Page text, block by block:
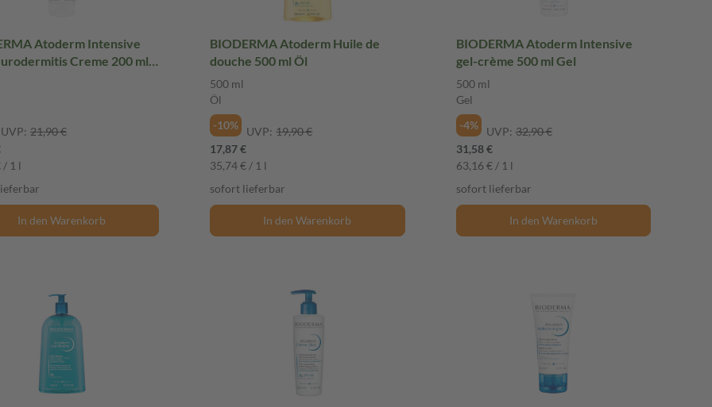
Atoderm Intensive
Creme 200 ml
UVP: 21,90 €
/ 1 l
In den Warenkorb
BIODERMA Atoderm Huile de
douche 500 ml Öl
500 ml
Öl
-10%
UVP: 19,90 €
17,87 €
35,74 € / 1 l
sofort lieferbar
In den Warenkorb
BIODERMA Atoderm Intensive
gel-crème 500 ml Gel
500 ml
Gel
-4%
UVP: 32,90 €
31,58 €
63,16 € / 1 l
sofort lieferbar
In den Warenkorb